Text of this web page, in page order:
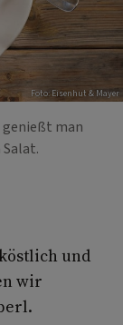
Foto: Eisenhut & Mayer
genießt man
und
wir